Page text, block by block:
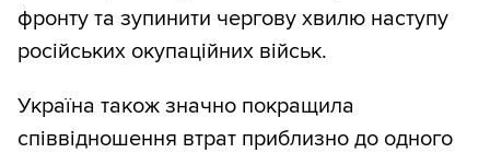
фронту та зупинити чергову хвилю наступу
російських окупаційних військ.
Україна також значно покращила
співвідношення втрат приблизно до одного